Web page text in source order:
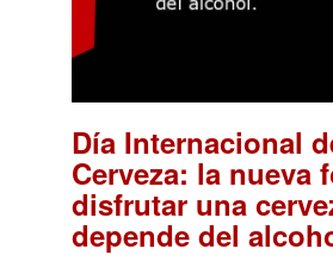
Día Internacional
Cerveza: la nueva
disfrutar una
depende del